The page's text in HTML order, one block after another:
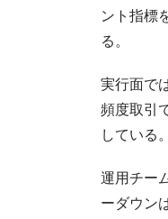
ント指標
る。
実行面で
頻度取引
している。
運用チー
ーダウン